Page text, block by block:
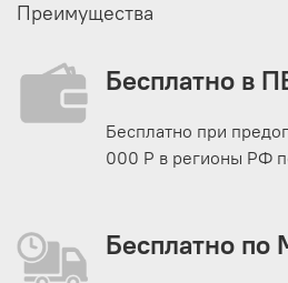
Преимущества
Бесплатно в
Бесплатно при
000 Р в регионы РФ
Бесплатно